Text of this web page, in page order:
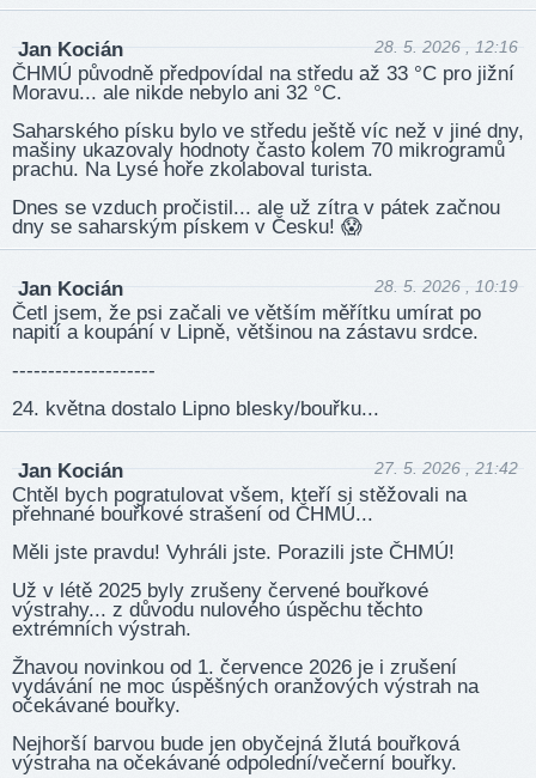
Jan Kocián 28. 5. 2026 , 12:16
ČHMÚ původně předpovídal na středu až 33 °C pro jižní
Moravu... ale nikde nebylo ani 32 °C.
Saharského písku bylo ve středu ještě víc než v jiné dny,
mašiny ukazovaly hodnoty často kolem 70 mikrogramů
prachu. Na Lysé hoře zkolaboval turista.
Dnes se vzduch pročistil... ale už zítra v pátek začnou
dny se saharským pískem v Česku! 😱
Jan Kocián 28. 5. 2026 , 10:19
Četl jsem, že psi začali ve větším měřítku umírat po
napití a koupání v Lipně, většinou na zástavu srdce.
--------------------
24. května dostalo Lipno blesky/bouřku...
Jan Kocián 27. 5. 2026 , 21:42
Chtěl bych pogratulovat všem, kteří si stěžovali na
přehnané bouřkové strašení od ČHMÚ...
Měli jste pravdu! Vyhráli jste. Porazili jste ČHMÚ!
Už v létě 2025 byly zrušeny červené bouřkové
výstrahy... z důvodu nulového úspěchu těchto
extrémních výstrah.
Žhavou novinkou od 1. července 2026 je i zrušení
vydávání ne moc úspěšných oranžových výstrah na
očekávané bouřky.
Nejhorší barvou bude jen obyčejná žlutá bouřková
výstraha na očekávané odpolední/večerní bouřky.